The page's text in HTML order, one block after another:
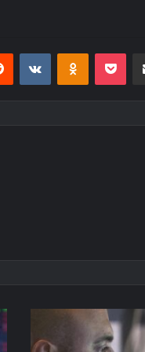
Reddit VKontakte